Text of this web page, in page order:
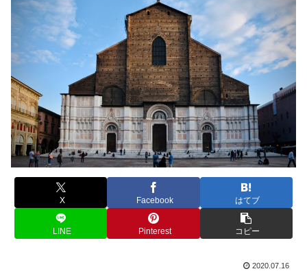
X Facebook はてブ
LINE Pinterest コピー
2020.07.16